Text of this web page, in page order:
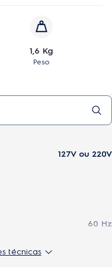
1,6 Kg
Peso
127V ou 220V
60 Hz
técnicas